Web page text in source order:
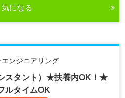
気になる
ンジニアリング
スタント）★扶養内OK！★
ルタイムOK